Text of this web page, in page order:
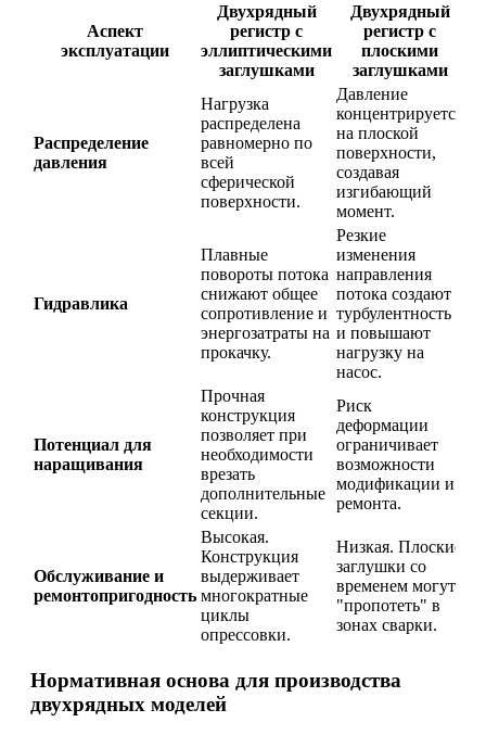
Аспект
эксплуатации
Двухрядный
регистр с
эллиптическими
заглушками
Двухрядный
регистр с
плоскими
заглушками
Распределение
давления
Нагрузка
распределена
равномерно по
всей
сферической
поверхности.
Давление
концентрируется
на плоской
поверхности,
создавая
изгибающий
момент.
Гидравлика
Плавные
повороты потока
снижают общее
сопротивление и
энергозатраты на
прокачку.
Резкие
изменения
направления
потока создают
турбулентность
и повышают
нагрузку на
насос.
Потенциал для
наращивания
Прочная
конструкция
позволяет при
необходимости
врезать
дополнительные
секции.
Риск
деформации
ограничивает
возможности
модификации и
ремонта.
Обслуживание и
ремонтопригодность
Высокая.
Конструкция
выдерживает
многократные
циклы
опрессовки.
Низкая. Плоские
заглушки со
временем могут
"пропотеть" в
зонах сварки.
Нормативная основа для производства
двухрядных моделей